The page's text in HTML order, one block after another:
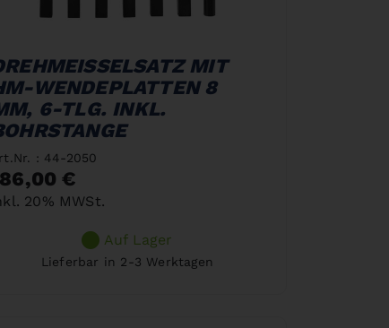
MIT
WENDEPLATTEN 8
6-TLG. INKL.
: 44-2050
€
20% MWSt.
Auf Lager
Lieferbar in 2-3 Werktagen